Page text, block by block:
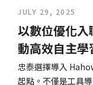
JULY 29, 2025
以數位優化
動高效自主學
忠泰選擇導入
起點。不僅是工具